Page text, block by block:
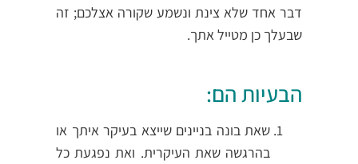
דבר אחד שלא צינת ונשמע שקורה אצלכם; זה
שבעלך כן מטייל אתך.
הבעיות הם:
שאת בונה בניינים שייצא בעיקר איתך או
בהרגשה שאת העיקרית. ואת נפגעת כל